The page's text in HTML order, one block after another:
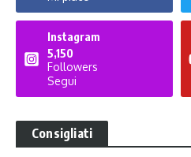
Instagram
5,150
Followers
Segui
Consigliati